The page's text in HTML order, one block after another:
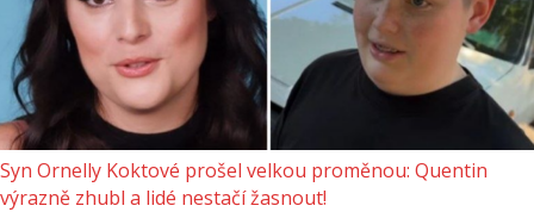
Syn Ornelly Koktové prošel velkou proměnou: Quentin
výrazně zhubl a lidé nestačí žasnout!